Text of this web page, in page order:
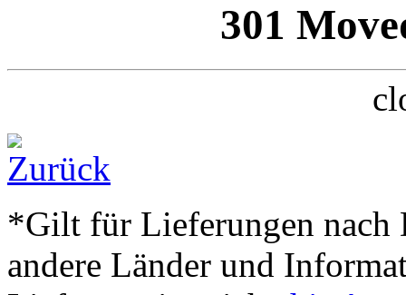
301
*Gilt für Lieferungen nach
andere Länder und